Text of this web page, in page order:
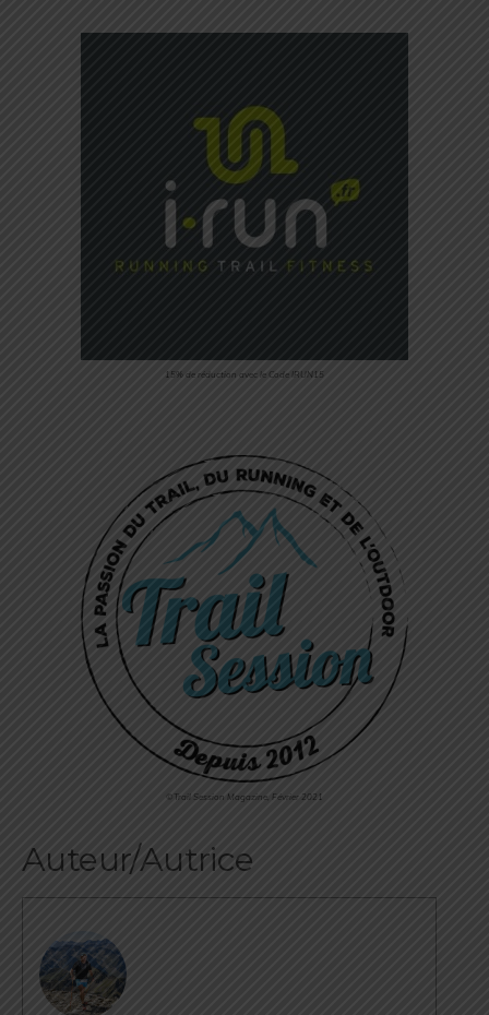
15% de réduction avec le Code IRUN15
©Trail Session Magazine, Février 2021
Auteur/Autrice